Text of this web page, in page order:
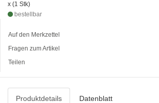
x (1 Stk)
bestellbar
Auf den Merkzettel
Fragen zum Artikel
Teilen
Produktdetails Datenblatt